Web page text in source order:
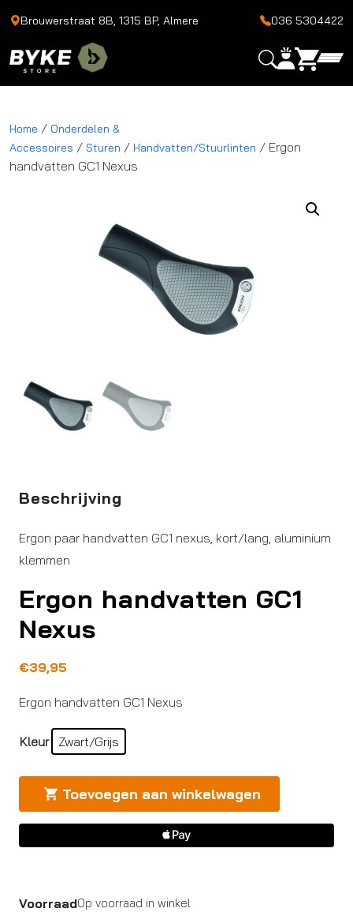
Brouwerstraat 8B, 1315 BP, Almere 036 5304422
Home / Onderdelen &
Accessoires / Sturen / Handvatten/Stuurlinten / Ergon
handvatten GC1 Nexus
Beschrijving
Ergon paar handvatten GC1 nexus, kort/lang, aluminium
klemmen
Ergon handvatten GC1
Nexus
€39,95
Ergon handvatten GC1 Nexus
Kleur Zwart/Grijs
Toevoegen aan winkelwagen
VoorraadOp voorraad in winkel